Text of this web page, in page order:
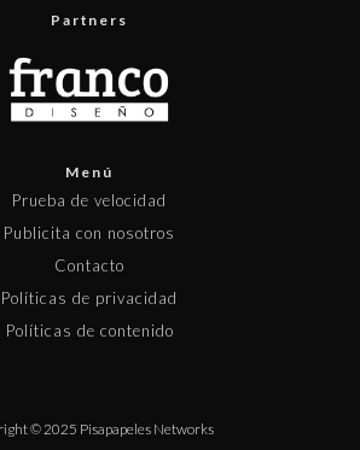
Partners
Menú
Prueba de velocidad
Publicita con nosotros
Contacto
Políticas de privacidad
Políticas de contenido
© 2025 Pisapapeles Networks